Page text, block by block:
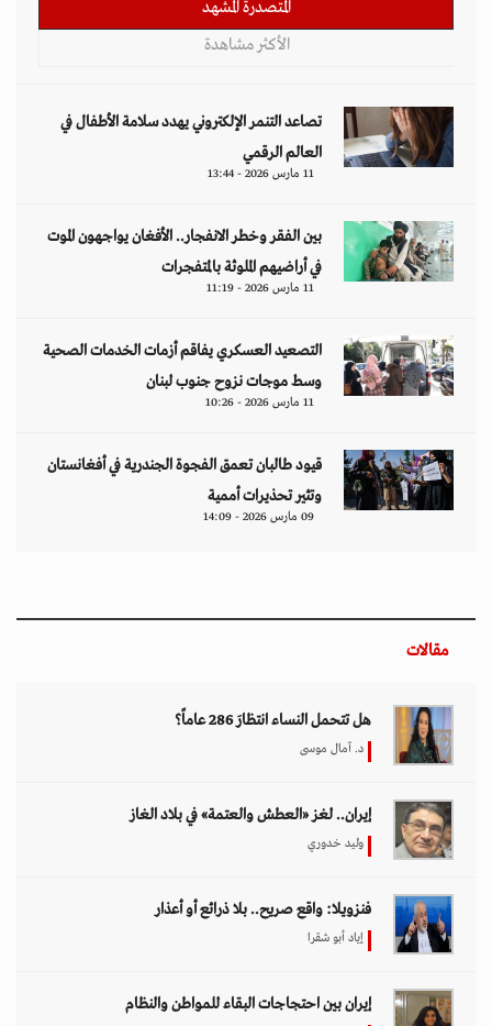
المتصدرة المشهد
الأكثر مشاهدة
تصاعد التنمر الإلكتروني يهدد سلامة الأطفال في
العالم الرقمي
11 مارس 2026 - 13:44
بين الفقر وخطر الانفجار.. الأفغان يواجهون الموت
في أراضيهم الملوثة بالمتفجرات
11 مارس 2026 - 11:19
التصعيد العسكري يفاقم أزمات الخدمات الصحية
وسط موجات نزوح جنوب لبنان
11 مارس 2026 - 10:26
قيود طالبان تعمق الفجوة الجندرية في أفغانستان
وتثير تحذيرات أممية
09 مارس 2026 - 14:09
مقالات
هل تتحمل النساء انتظارَ 286 عاماً؟
د. آمال موسى
إيران.. لغز «العطش والعتمة» في بلاد الغاز
وليد خدوري
فنزويلا: واقع صريح.. بلا ذرائع أو أعذار
إياد أبو شقرا
إيران بين احتجاجات البقاء للمواطن والنظام